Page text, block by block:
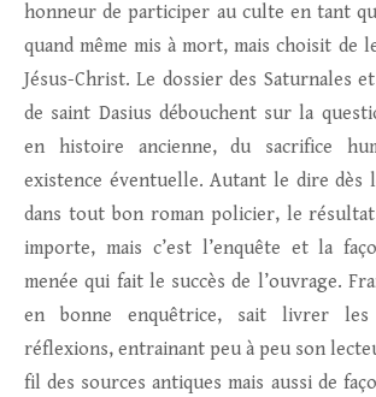
honneur de participer au culte en tant
quand même mis à mort, mais choisit de
Jésus-Christ. Le dossier des Saturnales
de saint Dasius débouchent sur la
en histoire ancienne, du sacrifice
existence éventuelle. Autant le dire dès
dans tout bon roman policier, le résultat
importe, mais c’est l’enquête et la
menée qui fait le succès de l’ouvrage.
en bonne enquêtrice, sait livrer
réflexions, entrainant peu à peu son
fil des sources antiques mais aussi de